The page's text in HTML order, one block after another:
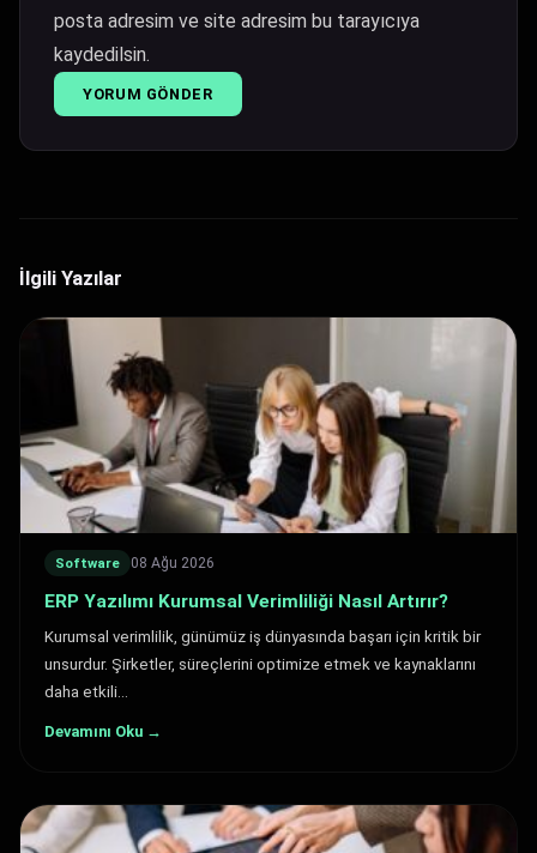
posta adresim ve site adresim bu tarayıcıya
kaydedilsin.
İlgili Yazılar
Software 08 Ağu 2026
ERP Yazılımı Kurumsal Verimliliği Nasıl Artırır?
Kurumsal verimlilik, günümüz iş dünyasında başarı için kritik bir
unsurdur. Şirketler, süreçlerini optimize etmek ve kaynaklarını
daha etkili…
Devamını Oku →